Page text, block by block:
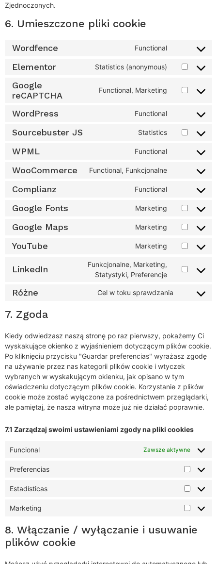
Zjednoczonych.
6. Umieszczone pliki cookie
Wordfence Functional
Elementor Statistics (anonymous)
Google
reCAPTCHA
Functional, Marketing
WordPress Functional
Sourcebuster JS Statistics
WPML Functional
WooCommerce Functional, Funkcjonalne
Complianz Functional
Google Fonts Marketing
Google Maps Marketing
YouTube Marketing
LinkedIn
Funkcjonalne, Marketing,
Statystyki, Preferencje
Różne Cel w toku sprawdzania
7. Zgoda
Kiedy odwiedzasz naszą stronę po raz pierwszy, pokażemy Ci
wyskakujące okienko z wyjaśnieniem dotyczącym plików cookie.
Po kliknięciu przycisku "Guardar preferencias" wyrażasz zgodę
na używanie przez nas kategorii plików cookie i wtyczek
wybranych w wyskakującym okienku, jak opisano w tym
oświadczeniu dotyczącym plików cookie. Korzystanie z plików
cookie może zostać wyłączone za pośrednictwem przeglądarki,
ale pamiętaj, że nasza witryna może już nie działać poprawnie.
7.1 Zarządzaj swoimi ustawieniami zgody na pliki cookies
Funcional Zawsze aktywne
Preferencias
Estadísticas
Marketing
8. Włączanie / wyłączanie i usuwanie
plików cookie